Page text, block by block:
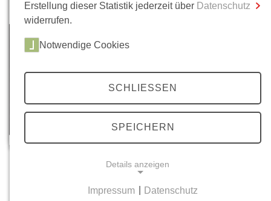
Zum Warenkorb Zur Kasse
Politische Tiere
Heft 5 Oktober/November 2014
Erstellung dieser Statistik jederzeit über Datenschutz
widerrufen.
Notwendige Cookies
SCHLIESSEN
SPEICHERN
Details anzeigen
Impressum Datenschutz